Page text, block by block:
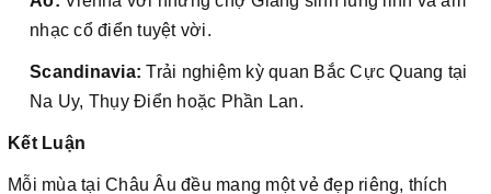
nhạc cổ điển tuyệt vời.
Scandinavia: Trải nghiệm kỳ quan Bắc Cực Quang tại
Na Uy, Thụy Điển hoặc Phần Lan.
Kết Luận
Mỗi mùa tại Châu Âu đều mang một vẻ đẹp riêng, thích